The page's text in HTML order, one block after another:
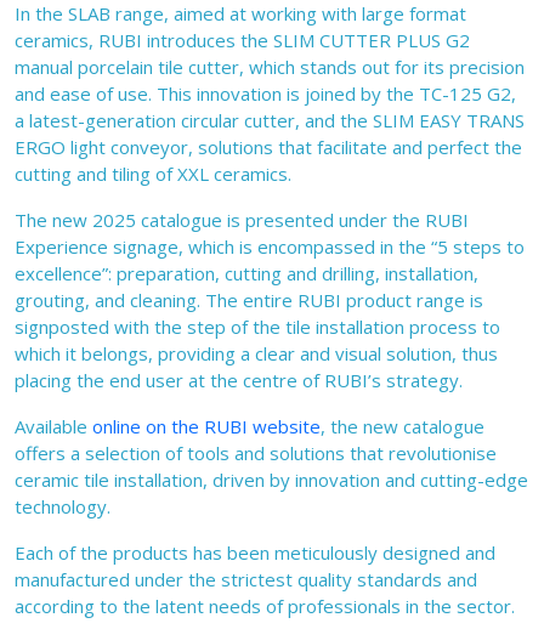
In the SLAB range, aimed at working with large format
ceramics, RUBI introduces the SLIM CUTTER PLUS G2
manual porcelain tile cutter, which stands out for its precision
and ease of use. This innovation is joined by the TC-125 G2,
a latest-generation circular cutter, and the SLIM EASY TRANS
ERGO light conveyor, solutions that facilitate and perfect the
cutting and tiling of XXL ceramics.
The new 2025 catalogue is presented under the RUBI
Experience signage, which is encompassed in the “5 steps to
excellence”: preparation, cutting and drilling, installation,
grouting, and cleaning. The entire RUBI product range is
signposted with the step of the tile installation process to
which it belongs, providing a clear and visual solution, thus
placing the end user at the centre of RUBI’s strategy.
Available online on the RUBI website, the new catalogue
offers a selection of tools and solutions that revolutionise
ceramic tile installation, driven by innovation and cutting-edge
technology.
Each of the products has been meticulously designed and
manufactured under the strictest quality standards and
according to the latent needs of professionals in the sector.